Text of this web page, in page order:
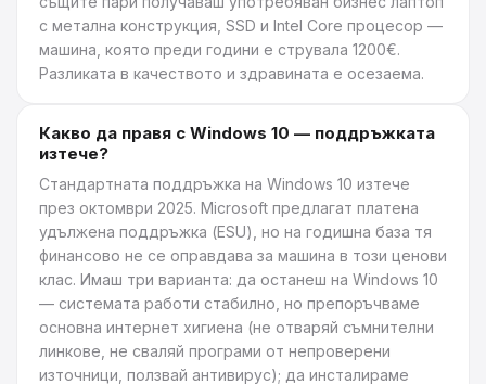
с метална конструкция, SSD и Intel Core процесор —
машина, която преди години е струвала 1200€.
Разликата в качеството и здравината е осезаема.
Какво да правя с Windows 10 — поддръжката
изтече?
Стандартната поддръжка на Windows 10 изтече
през октомври 2025. Microsoft предлагат платена
удължена поддръжка (ESU), но на годишна база тя
финансово не се оправдава за машина в този ценови
клас. Имаш три варианта: да останеш на Windows 10
— системата работи стабилно, но препоръчваме
основна интернет хигиена (не отваряй съмнителни
линкове, не сваляй програми от непроверени
източници, ползвай антивирус); да инсталираме